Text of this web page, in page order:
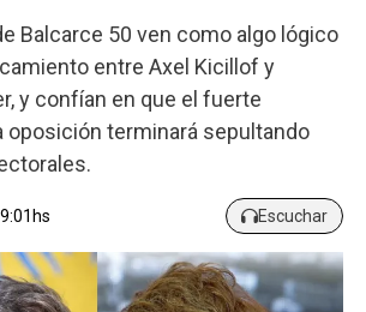
Balcarce 50 ven como algo lógico
entre Axel Kicillof y
y confían en que el fuerte
oposición terminará sepultando
Escuchar